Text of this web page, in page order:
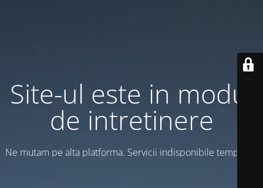
Site-ul este in modul
de intretinere
Ne mutam pe alta platforma. Servicii indisponibile temporar!